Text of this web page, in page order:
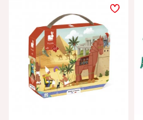
Jouet certifié FSC®